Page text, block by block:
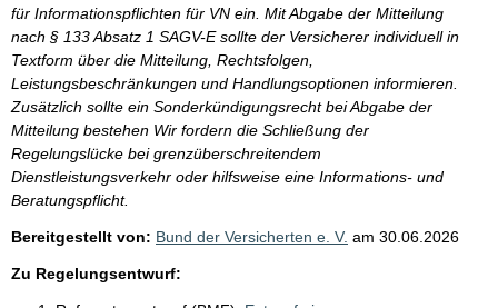
für Informationspflichten für VN ein. Mit Abgabe der Mitteilung
nach § 133 Absatz 1 SAGV-E sollte der Versicherer individuell in
Textform über die Mitteilung, Rechtsfolgen,
Leistungsbeschränkungen und Handlungsoptionen informieren.
Zusätzlich sollte ein Sonderkündigungsrecht bei Abgabe der
Mitteilung bestehen Wir fordern die Schließung der
Regelungslücke bei grenzüberschreitendem
Dienstleistungsverkehr oder hilfsweise eine Informations- und
Beratungspflicht.
Bereitgestellt von: Bund der Versicherten e. V. am 30.06.2026
Zu Regelungsentwurf: